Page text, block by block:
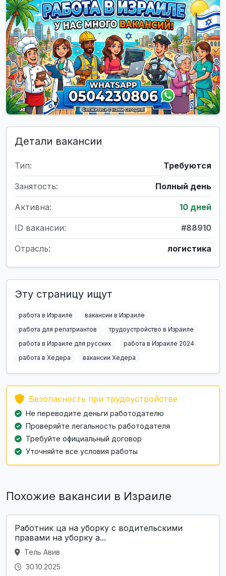
Детали вакансии
Тип: Требуются
Занятость: Полный день
Активна: 10 дней
ID вакансии: #88910
Отрасль: логистика
Эту страницу ищут
работа в Израиле
вакансии в Израиле
работа для репатриантов
трудоустройство в Израиле
работа в Израиле для русских
работа в Израиле 2024
работа в Хедера
вакансии Хедера
Безопасность при трудоустройстве
Не переводите деньги работодателю
Проверяйте легальность работодателя
Требуйте официальный договор
Уточняйте все условия работы
Похожие вакансии в Израиле
Работник ца на уборку с водительскими
правами на уборку а...
Тель Авив
30.10.2025